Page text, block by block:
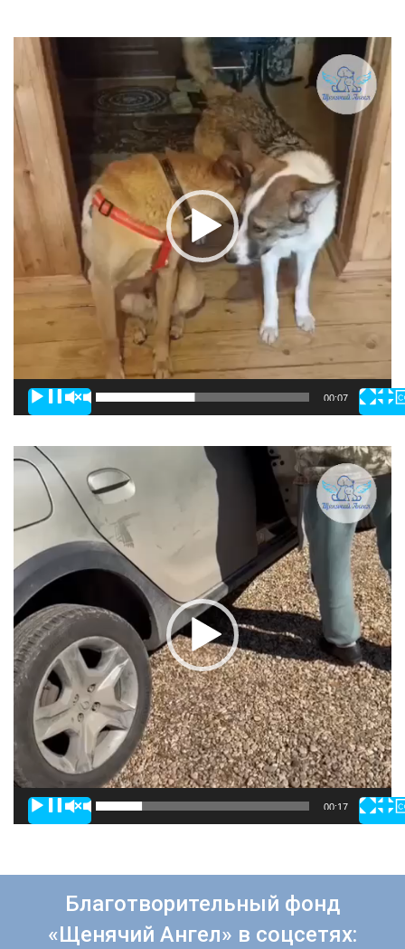
Видеоплеер
00:00 00:07
Видеоплеер
00:00 00:17
Благотворительный фонд
«Щенячий Ангел» в соцсетях: